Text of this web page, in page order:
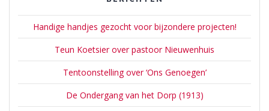
Handige handjes gezocht voor bijzondere projecten!
Teun Koetsier over pastoor Nieuwenhuis
Tentoonstelling over ‘Ons Genoegen’
De Ondergang van het Dorp (1913)